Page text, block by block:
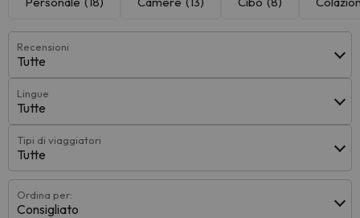
Recensioni
Tutte
Lingue
Tutte
Tipi di viaggiatori
Tutte
Ordina per:
Consigliato